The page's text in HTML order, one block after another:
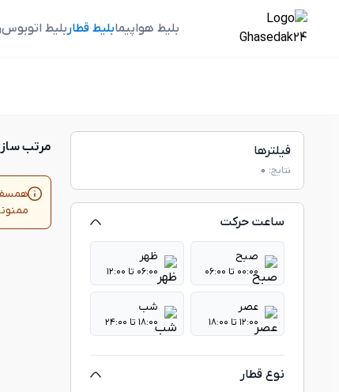
بلیط هواپیمابلیط قطاربلیط اتوبوس
فیلترها
نتایج: 0
ساعت حرکت
صبح
۰۰:۰۰ تا ۰۶:۰۰
ظهر
۰۶:۰۰ تا ۱۲:۰۰
عصر
۱۲:۰۰ تا ۱۸:۰۰
شب
۱۸:۰۰ تا ۲۴:۰۰
نوع قطار
مرتب